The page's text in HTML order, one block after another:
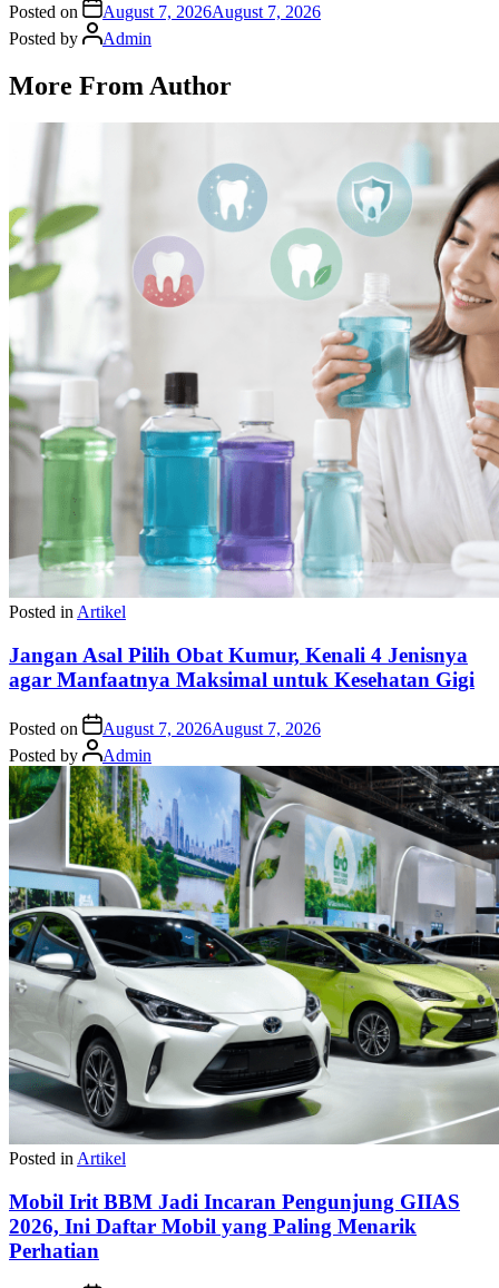
Posted on August 7, 2026August 7, 2026
Posted by
Admin
More From Author
Posted inArtikel
Jangan Asal Pilih Obat Kumur, Kenali 4 Jenisnya
agar Manfaatnya Maksimal untuk Kesehatan Gigi
Posted on August 7, 2026August 7, 2026
Posted by
Admin
Posted in Artikel
Mobil Irit BBM Jadi Incaran Pengunjung GIIAS
2026, Ini Daftar Mobil yang Paling Menarik
Perhatian